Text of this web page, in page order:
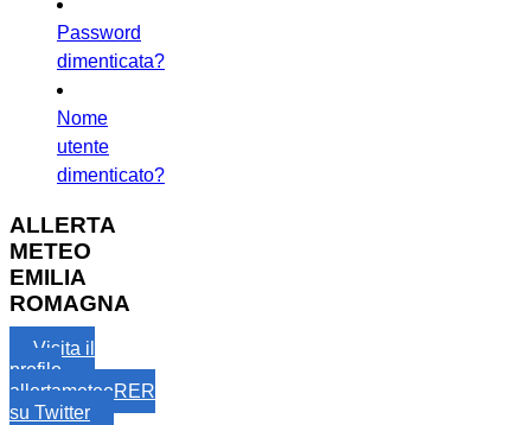
Password
dimenticata?
Nome
utente
dimenticato?
ALLERTA
METEO
EMILIA
ROMAGNA
Visita il
profilo
allertameteoRER
su Twitter